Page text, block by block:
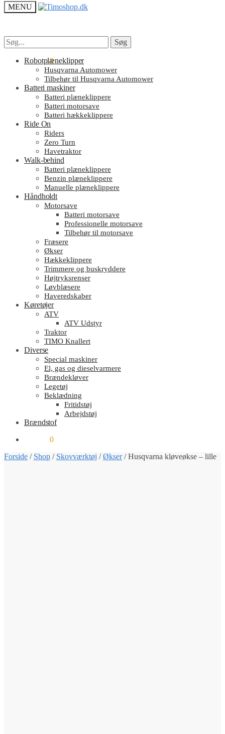
MENU
Søg
efter:
Søg
kr.0.00 0
Søg
efter:
Søg
Robotplæneklipper
Husqvarna Automower
Tilbehør til Husqvarna Automower
Batteri maskiner
Batteri plæneklippere
Batteri motorsave
Batteri hækkeklippere
Ride On
Riders
Zero Turn
Havetraktor
Walk-behind
Batteri plæneklippere
Benzin plæneklippere
Manuelle plæneklippere
Håndholdt
Motorsave
Batteri motorsave
Professionelle motorsave
Tilbehør til motorsave
Fræsere
Økser
Hækkeklippere
Trimmere og buskryddere
Højtryksrenser
Løvblæsere
Haveredskaber
Køretøjer
ATV
ATV Udstyr
Traktor
TIMO Knallert
Diverse
Special maskiner
El, gas og dieselvarmere
Brændekløver
Legetøj
Beklædning
Fritidstøj
Arbejdstøj
Brændstof
0
Forside / Shop / Skovværktøj /Økser/Husqvarna kløveøkse – lille